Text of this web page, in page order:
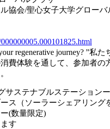
協会/聖心女子大学グロー
regenerative journey?
費体験を通して、参加者
サステナブルステーション
ス（ソーラーシェアリング
(数量限定)
す